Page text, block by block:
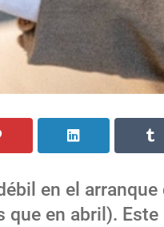
en el arranque
que en abril).